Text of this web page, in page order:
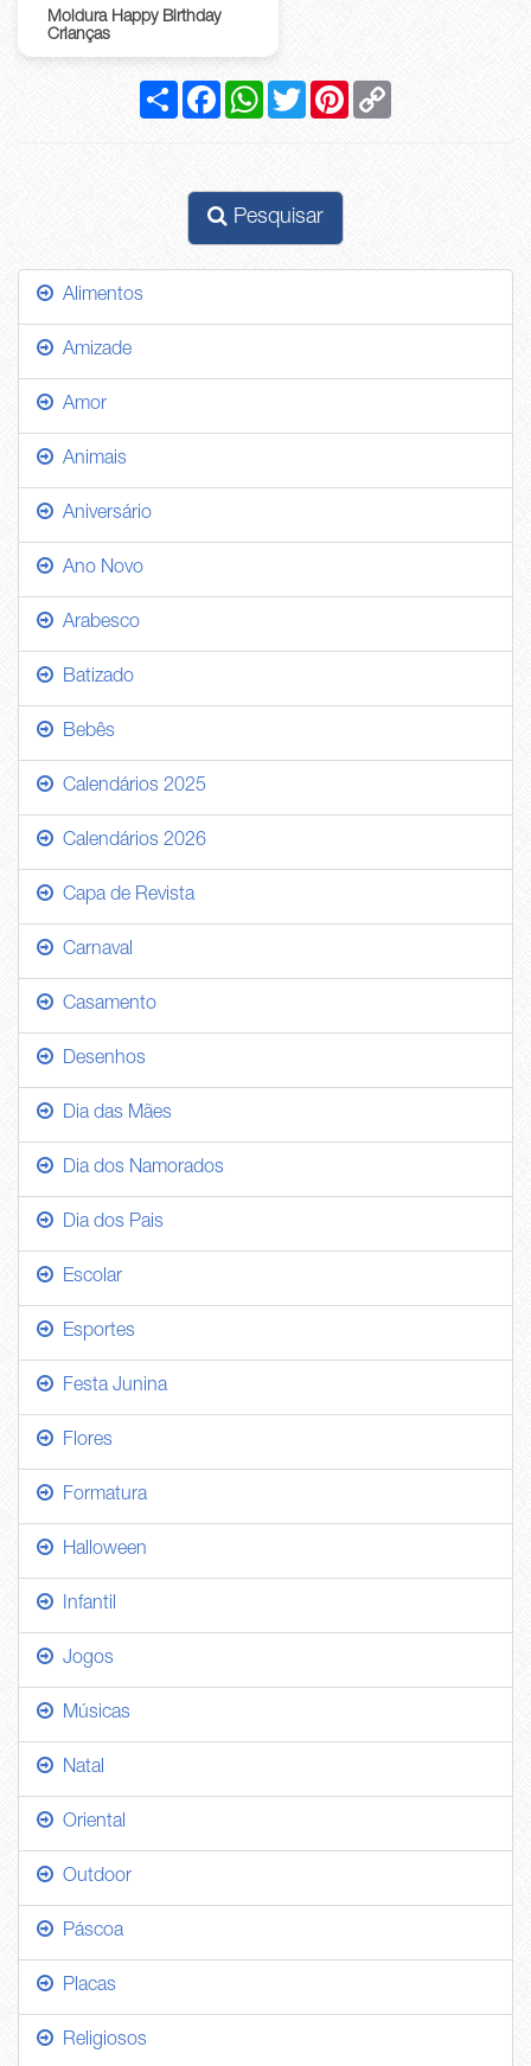
Moldura Happy Birthday
Crianças
CompartilharFacebookWhatsApp
Twitter Pinterest
Pesquisar
Alimentos
Amizade
Amor
Animais
Aniversário
Ano Novo
Arabesco
Batizado
Bebês
Calendários 2025
Calendários 2026
Capa de Revista
Carnaval
Casamento
Desenhos
Dia das Mães
Dia dos Namorados
Dia dos Pais
Escolar
Esportes
Festa Junina
Flores
Formatura
Halloween
Infantil
Jogos
Músicas
Natal
Oriental
Outdoor
Páscoa
Placas
Religiosos